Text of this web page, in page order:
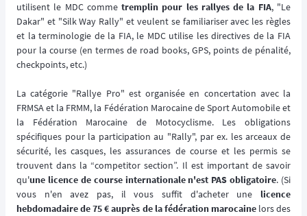
utilisent le MDC commetremplin pour les rallyes de la FIA, "Le
Dakar" et "Silk Way Rally" et veulent se familiariser avec les règles
et la terminologie de la FIA, le MDC utilise les directives de la FIA
pour la course (en termes de road books, GPS, points de pénalité,
checkpoints, etc.)
La catégorie "Rallye Pro" est organisée en concertation avec la
FRMSA et la FRMM, la Fédération Marocaine de Sport Automobile et
la Fédération Marocaine de Motocyclisme. Les obligations
spécifiques pour la participation au "Rally", par ex. les arceaux de
sécurité, les casques, les assurances de course et les permis se
trouvent dans la “competitor section”. Il est important de savoir
qu'une licence de course internationale n'est PAS obligatoire. (Si
vous n'en avez pas, il vous suffit d'acheter une licence
hebdomadaire de 75 € auprès de la fédération marocainelors des